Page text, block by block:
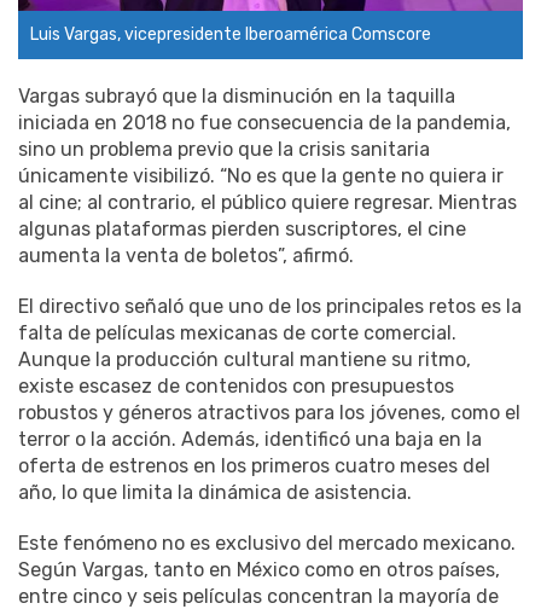
Luis Vargas, vicepresidente Iberoamérica Comscore
Vargas subrayó que la disminución en la taquilla
iniciada en 2018 no fue consecuencia de la pandemia,
sino un problema previo que la crisis sanitaria
únicamente visibilizó. “No es que la gente no quiera ir
al cine; al contrario, el público quiere regresar. Mientras
algunas plataformas pierden suscriptores, el cine
aumenta la venta de boletos”, afirmó.
El directivo señaló que uno de los principales retos es la
falta de películas mexicanas de corte comercial.
Aunque la producción cultural mantiene su ritmo,
existe escasez de contenidos con presupuestos
robustos y géneros atractivos para los jóvenes, como el
terror o la acción. Además, identificó una baja en la
oferta de estrenos en los primeros cuatro meses del
año, lo que limita la dinámica de asistencia.
Este fenómeno no es exclusivo del mercado mexicano.
Según Vargas, tanto en México como en otros países,
entre cinco y seis películas concentran la mayoría de